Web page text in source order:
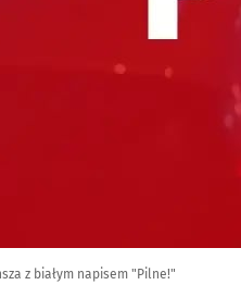
z białym napisem "Pilne!"